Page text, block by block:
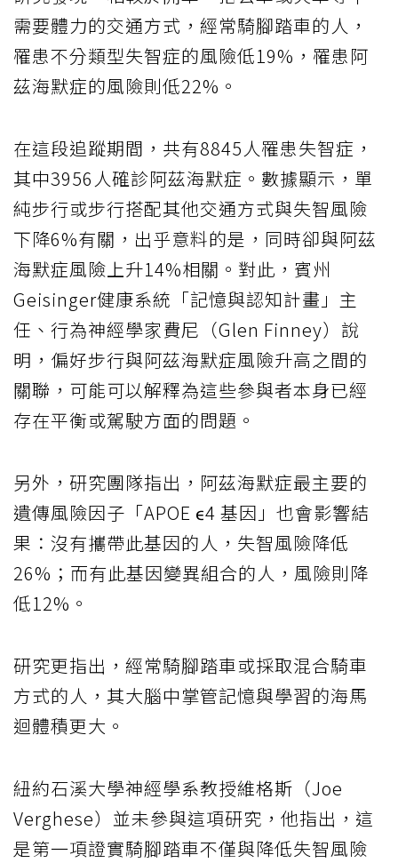
需要體力的交通方式，經常騎腳踏車的人，
罹患不分類型失智症的風險低19%，罹患阿
茲海默症的風險則低22%。
在這段追蹤期間，共有8845人罹患失智症，
其中3956人確診阿茲海默症。數據顯示，單
純步行或步行搭配其他交通方式與失智風險
下降6%有關，出乎意料的是，同時卻與阿茲
海默症風險上升14%相關。對此，賓州
Geisinger健康系統「記憶與認知計畫」主
任、行為神經學家費尼（Glen Finney）說
明，偏好步行與阿茲海默症風險升高之間的
關聯，可能可以解釋為這些參與者本身已經
存在平衡或駕駛方面的問題。
另外，研究團隊指出，阿茲海默症最主要的
遺傳風險因子「APOE ε4 基因」也會影響結
果：沒有攜帶此基因的人，失智風險降低
26%；而有此基因變異組合的人，風險則降
低12%。
研究更指出，經常騎腳踏車或採取混合騎車
方式的人，其大腦中掌管記憶與學習的海馬
迴體積更大。
紐約石溪大學神經學系教授維格斯（Joe
Verghese）並未參與這項研究，他指出，這
是第一項證實騎腳踏車不僅與降低失智風險